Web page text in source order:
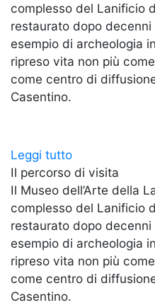
complesso del Lanificio
restaurato dopo
esempio di archeologia
ripreso vita non più
come centro di
Casentino.
Leggi tutto
Il percorso di visita
Il Museo dell’Arte della
complesso del Lanificio
restaurato dopo
esempio di archeologia
ripreso vita non più
come centro di
Casentino.